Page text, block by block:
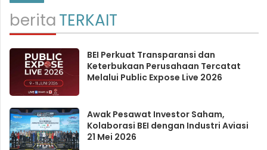
beritaTERKAIT
BEI Perkuat Transparansi dan
Keterbukaan Perusahaan Tercatat
Melalui Public Expose Live 2026
Awak Pesawat Investor Saham,
Kolaborasi BEI dengan Industri Aviasi
21 Mei 2026